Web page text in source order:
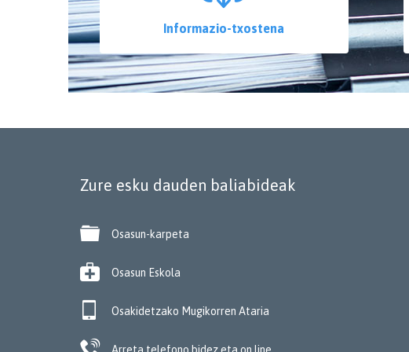
Informazio-txostena
Zure esku dauden baliabideak
 Osasun-karpeta
 Osasun Eskola
 Osakidetzako Mugikorren Ataria
 Arreta telefono bidez eta on line